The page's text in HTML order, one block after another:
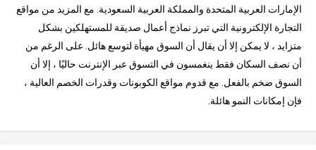
الإمارات العربية المتحدة والمملكة العربية السعودية. مع المزيد من مواقع
التجارة الإلكترونية التي تبرز نماذج أعمال صديقة للمستهلكين بشكل
متزايد ، لا يمكن إلا أن يقال أن السوق مهيأة لتوسع هائل. على الرغم من
أن نصف السكان فقط ينغمسون في التسوق عبر الإنترنت حاليًا ، إلا أن
السوق ضخم بالفعل. مع قدوم مواقع الكوبونات وقدرات الخصم العالية ،
فإن إمكانات النمو هائلة.